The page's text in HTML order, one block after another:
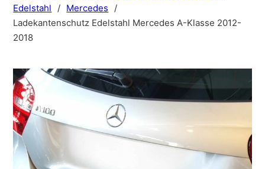
Edelstahl
/ Mercedes
/
Ladekantenschutz Edelstahl Mercedes A-Klasse 2012-
2018